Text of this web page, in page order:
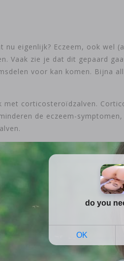
nu eigenlijk? Eczeem, ook
Vaak zie je dat dit gepaard
voor kan komen. Bijna
met corticosteroïdzalven.
de eczeem-